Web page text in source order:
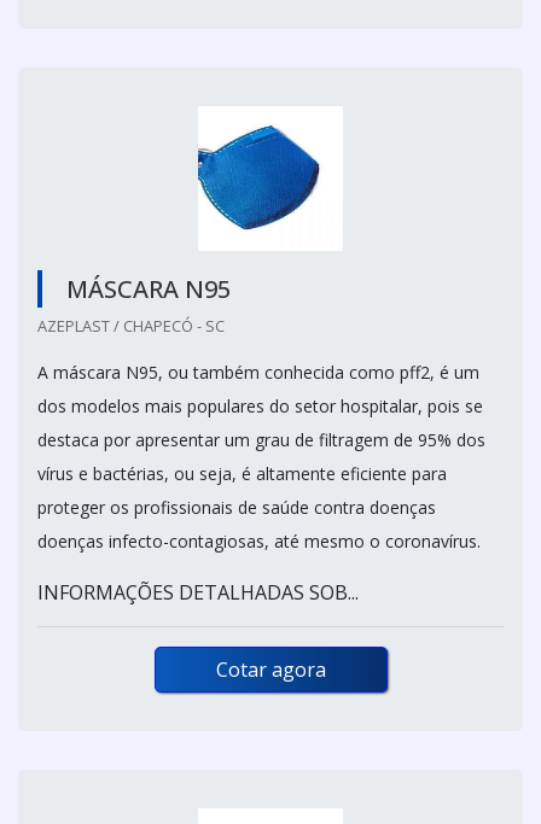
MÁSCARA N95
AZEPLAST / CHAPECÓ - SC
A máscara N95, ou também conhecida como pff2, é um
dos modelos mais populares do setor hospitalar, pois se
destaca por apresentar um grau de filtragem de 95% dos
vírus e bactérias, ou seja, é altamente eficiente para
proteger os profissionais de saúde contra doenças
doenças infecto-contagiosas, até mesmo o coronavírus.
INFORMAÇÕES DETALHADAS SOB...
Cotar agora